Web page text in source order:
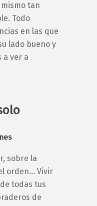
tan
Todo
en las que
lado bueno y
a ver a
sobre la
orden… Vivir
todas tus
de